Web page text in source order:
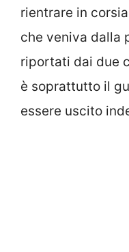
rientrare in
che veniva dalla
riportati dai due
è soprattutto il
essere uscito